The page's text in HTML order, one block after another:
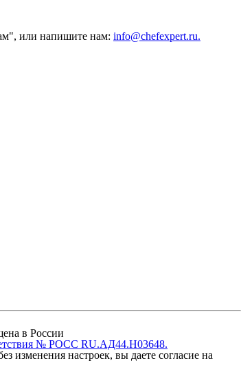
или напишите нам: info@chefexpert.ru.
в России
№ РОСС RU.АД44.Н03648.
изменения настроек, вы даете согласие на